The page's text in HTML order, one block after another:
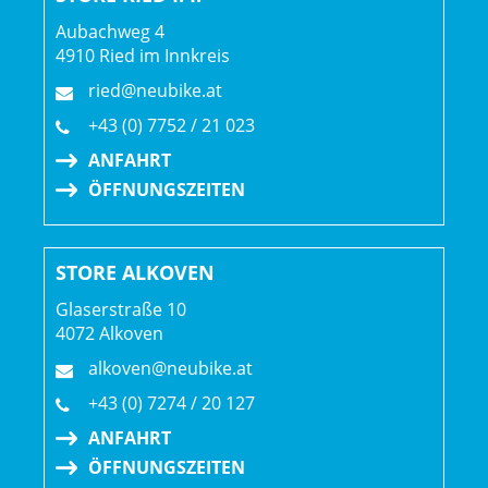
Lenker: Bontrager Comp, Aluminium, 31,8 mm, 40 mm
Rise, 780 mm Breite
Lenkervorbau: Bontrager Comp, 31 8 mm, 7 Grad, 35 mm
Zugführung, 34,9 mm
Räder: Bontrager Line TLR 30, Tubeless Ready, 28-Loch,
Presta-Ventil // Bontrager Line TLR 30, Tubeless Ready, 32-
Aubachweg 4
4910 Ried im Innkreis
ried@neubike.at
+43 (0) 7752 / 21 023
ANFAHRT
ÖFFNUNGSZEITEN
STORE ALKOVEN
Glaserstraße 10
4072 Alkoven
alkoven@neubike.at
+43 (0) 7274 / 20 127
ANFAHRT
ÖFFNUNGSZEITEN